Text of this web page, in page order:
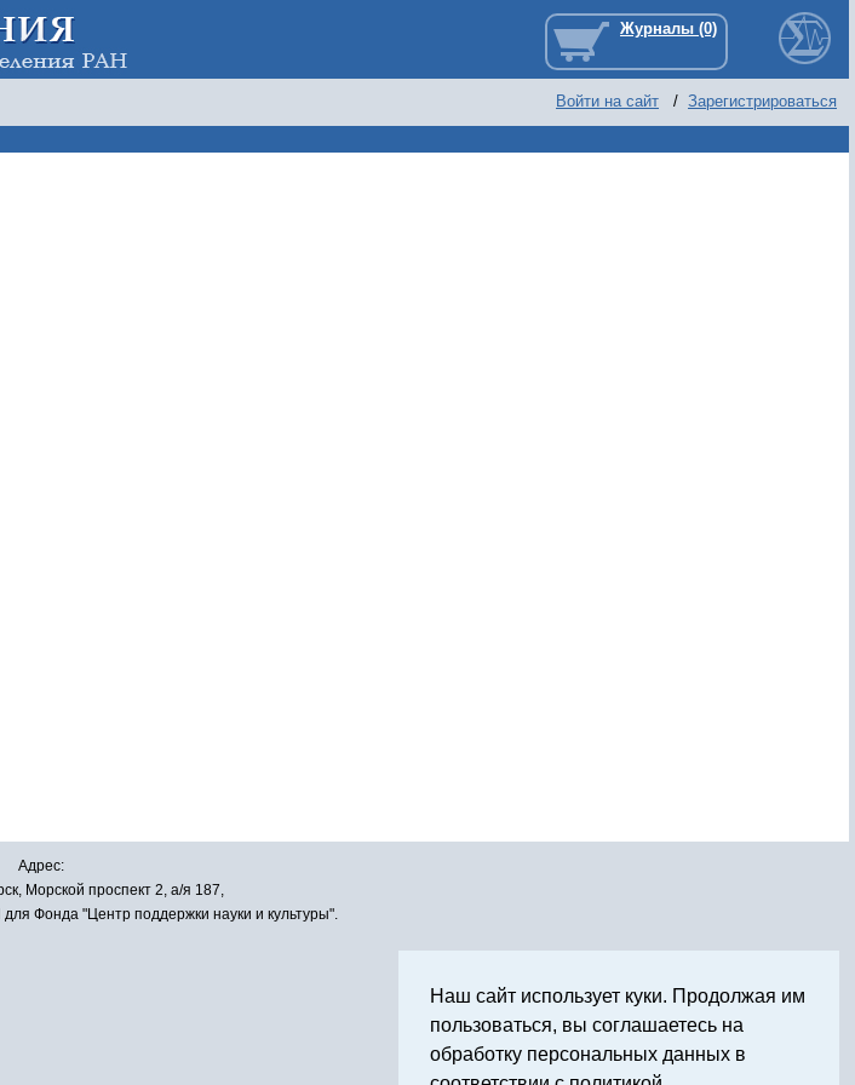
Войти на сайт / Зарегистрироваться
Адрес:
Морской проспект 2, а/я 187,
Фонда "Центр поддержки науки и культуры".
Наш сайт использует куки. Продолжая им
пользоваться, вы соглашаетесь на
обработку персональных данных в